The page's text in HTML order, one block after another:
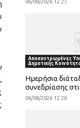
06/08/2026 12:27
Αποκεντρωμένες
Δημοτικής
Ημερήσια
συνεδρίασης
06/08/2026 12:26